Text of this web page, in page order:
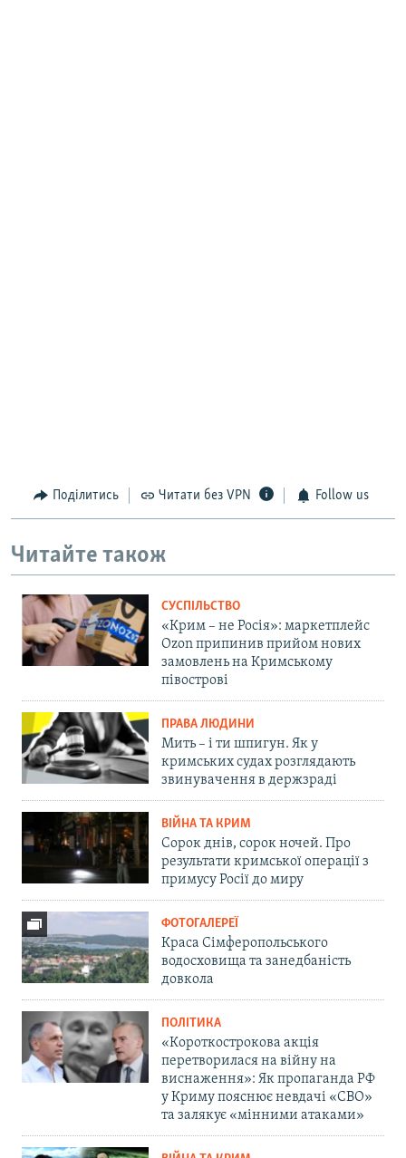
Поділитись Читати без VPN Follow us
Читайте також
СУСПІЛЬСТВО
«Крим – не Росія»: маркетплейс
Ozon припинив прийом нових
замовлень на Кримському
півострові
ПРАВА ЛЮДИНИ
Мить – і ти шпигун. Як у
кримських судах розглядають
звинувачення в держзраді
ВІЙНА ТА КРИМ
Сорок днів, сорок ночей. Про
результати кримської операції з
примусу Росії до миру
ФОТОГАЛЕРЕЇ
Краса Сімферопольського
водосховища та занедбаність
довкола
ПОЛІТИКА
«Короткострокова акція
перетворилася на війну на
виснаження»: Як пропаганда РФ
у Криму пояснює невдачі «СВО»
та залякує «мінними атаками»